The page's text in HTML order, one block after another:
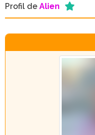
Profil de Alien